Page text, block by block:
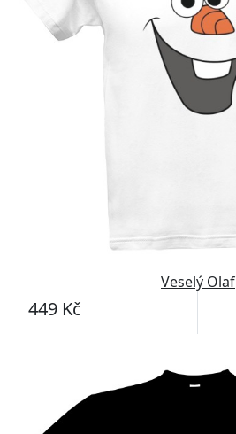
Veselý Olaf
449 Kč